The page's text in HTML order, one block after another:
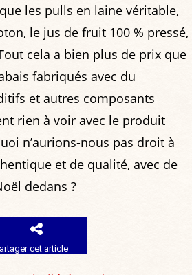
les pulls en laine véritable,
le jus de fruit 100 % pressé,
cela a bien plus de prix que
fabriqués avec du
et autres composants
rien à voir avec le produit
n’aurions-nous pas droit à
et de qualité, avec de
dedans ?
cet article